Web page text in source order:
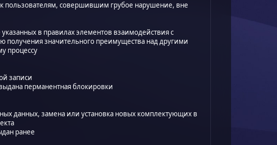
пользователям, совершившим грубое нарушение, вне
в правилах элементов взаимодействия с
значительного преимущества над другими
процессу
записи
перманентная блокировки
данных, замена или установка новых комплектующих в
ранее